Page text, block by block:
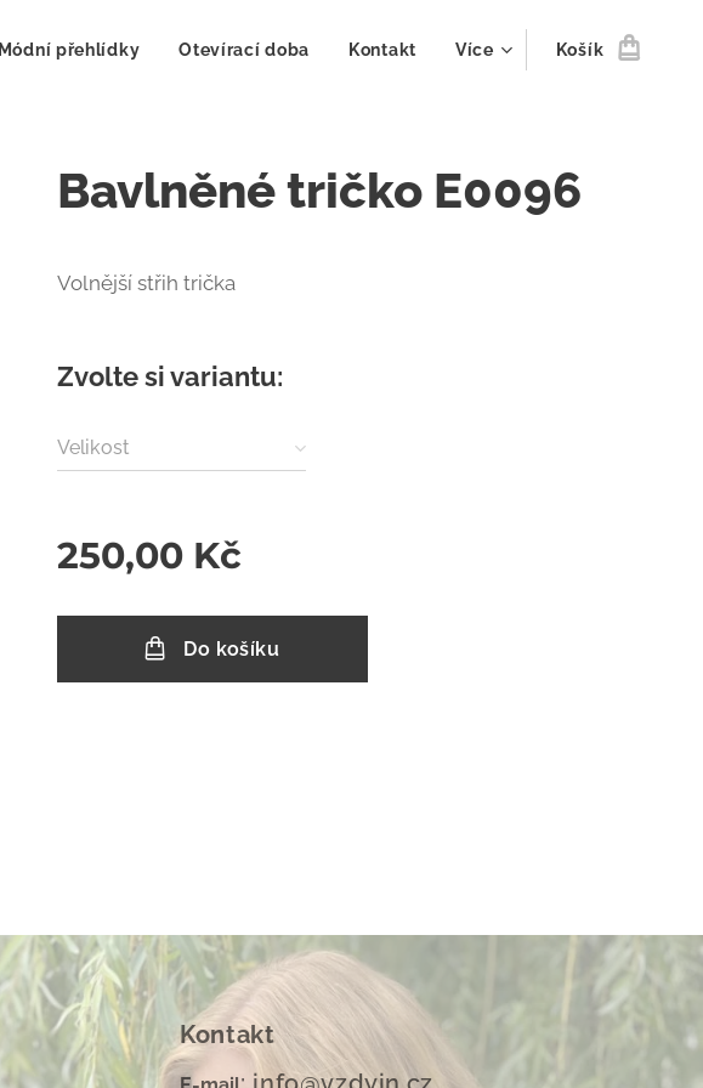
Módní přehlídky Otevírací doba Kontakt Více Košík
Bavlněné tričko E0096
Volnější střih trička
Zvolte si variantu:
Velikost
250,00 Kč
Do košíku
Kontakt